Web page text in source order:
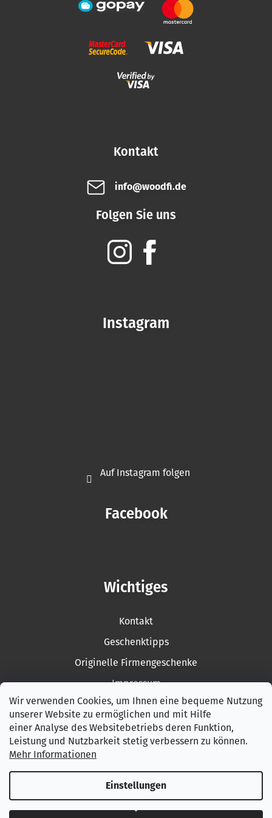
Wir verwenden Cookies, um Ihnen eine bequeme Nutzung
unserer Website zu ermöglichen und mit Hilfe
einer Analyse des Websitebetriebs deren Funktion,
Leistung und Nutzbarkeit stetig verbessern zu können.
Mehr Informationen
Einstellungen
Wichtiges
Kontakt
Geschenktipps
Originelle Firmengeschenke
Impressum
Rückgabe der Ware
Garantiebedingungen
AGB
Kontakt
info@woodfi.de
Folgen Sie uns
Instagram
Auf Instagram folgen
Facebook
Erstellt von Shoptet